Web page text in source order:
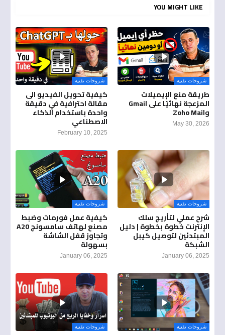
YOU MIGHT LIKE
شروحات تقنية
طريقة منع الإيميلات
المزعجة نهائيًا على Gmail
وZoho Mail
May 30, 2026
شروحات تقنية
كيفية تحويل الفيديو الى
مقالة احترافية في دقيقة
واحدة باستخدام الذكاء
الاصطناعي
February 10, 2025
شروحات تقنية
شرح عملي لتأريج سلك
الإنترنت خطوة بخطوة | دليل
المبتدئين لتوصيل كيبل
الشبكة
January 06, 2025
شروحات تقنية
كيفية عمل فورمات وضبط
مصنع لهاتف سامسونج A20
وتجاوز قفل الشاشة
بسهولة
January 06, 2025
شروحات تقنية شروحات تقنية